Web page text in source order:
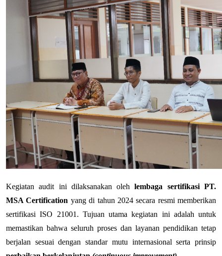
Kegiatan audit ini dilaksanakan oleh lembaga sertifikasi PT.
MSA Certification yang di tahun 2024 secara resmi memberikan
sertifikasi ISO 21001. Tujuan utama kegiatan ini adalah untuk
memastikan bahwa seluruh proses dan layanan pendidikan tetap